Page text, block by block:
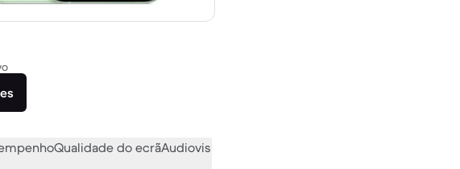
Versus 689,00 € novo
Qualidade do ecrãAudiovisual